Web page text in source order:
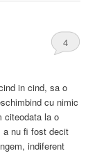
4
in cind, sa o
cu nimic
citeodata la o
a nu fi fost decit
indiferent